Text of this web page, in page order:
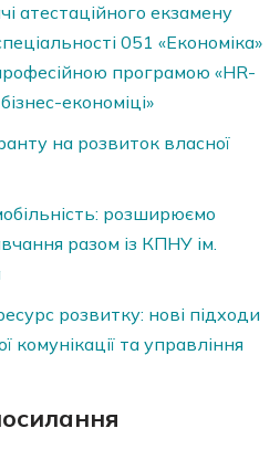
атестаційного екзамену
051 «Економіка»
програмою «HR-
економіці»
на розвиток власної
розширюємо
разом із КПНУ ім.
розвитку: нові підходи
комунікації та управління